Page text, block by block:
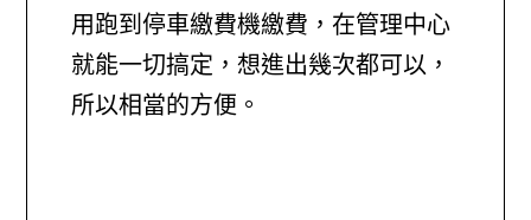
用跑到停車繳費機繳費，在管理中心
就能一切搞定，想進出幾次都可以，
所以相當的方便。